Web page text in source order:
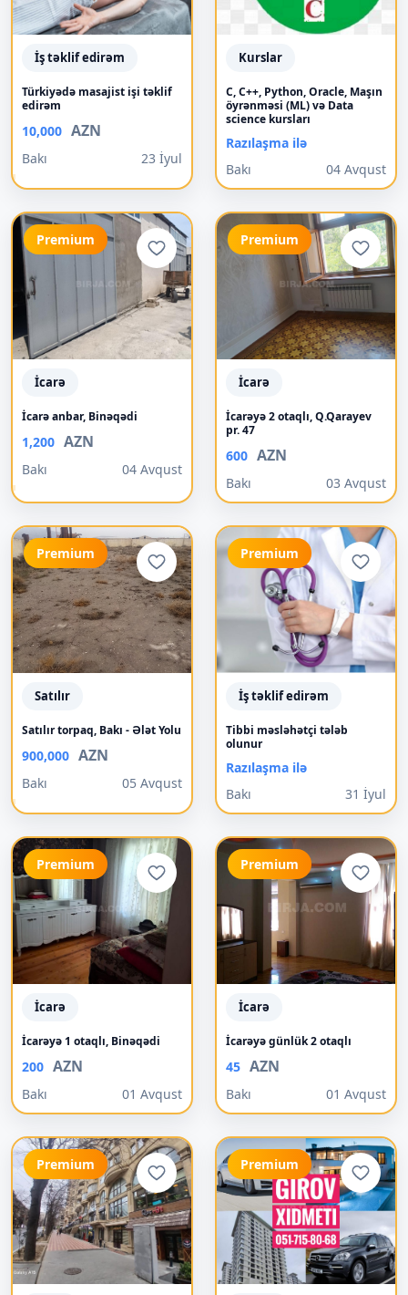
İş təklif edirəm
Türkiyədə masajist işi təklif
edirəm
10,000 AZN
Bakı 23 İyul
Kurslar
C, C++, Python, Oracle, Maşın
öyrənməsi (ML) və Data
science kursları
Razılaşma ilə
Bakı
04 Avqust
Premium
İcarə
İcarə anbar, Binəqədi
1,200 AZN
Bakı 04 Avqust
Premium
İcarə
İcarəyə 2 otaqlı, Q.Qarayev
pr. 47
600 AZN
Bakı 03 Avqust
Premium
Satılır
Satılır torpaq, Bakı - Ələt Yolu
900,000 AZN
Bakı 05 Avqust
Premium
İş təklif edirəm
Tibbi məsləhətçi tələb
olunur
Razılaşma ilə
Bakı
31 İyul
Premium
İcarə
İcarəyə 1 otaqlı, Binəqədi
200 AZN
Bakı 01 Avqust
Premium
İcarə
İcarəyə günlük 2 otaqlı
45 AZN
Bakı 01 Avqust
Premium Premium